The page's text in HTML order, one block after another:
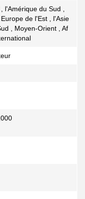
l'Amérique du Sud ,
de l'Est , l'Asie
, Moyen-Orient , Af